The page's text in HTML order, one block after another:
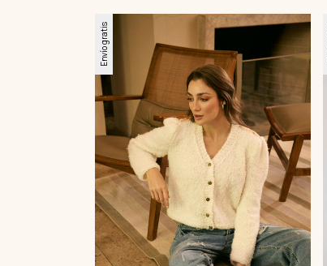
Envío gratis